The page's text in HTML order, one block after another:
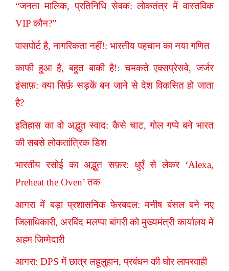
“जनता मालिक, प्रतिनिधि सेवक: लोकतंत्र में वास्तविक
VIP कौन?”
पासपोर्ट है, नागरिकता नहीं!: भारतीय पहचान का नया गणित
काफी हुआ है, बहुत बाकी है!: चमकते एक्सप्रेसवे, जर्जर
इंसाफ़: क्या सिर्फ़ सड़कें बन जाने से देश विकसित हो जाता
है?
इतिहास का वो अद्भुत स्वाद: कैसे चाट, गोल गप्पे बने भारत
की सबसे लोकतांत्रिक डिश
भारतीय रसोई का अद्भुत सफ़र: धुएँ से लेकर ‘Alexa,
Preheat the Oven’ तक
आगरा में बड़ा प्रशासनिक फेरबदल: मनीष बंसल बने नए
जिलाधिकारी, अरविंद मलप्पा बांगरी को मुख्यमंत्री कार्यालय में
अहम जिम्मेदारी
आगरा: DPS में छात्र लहूलुहान, प्रबंधन की घोर लापरवाही